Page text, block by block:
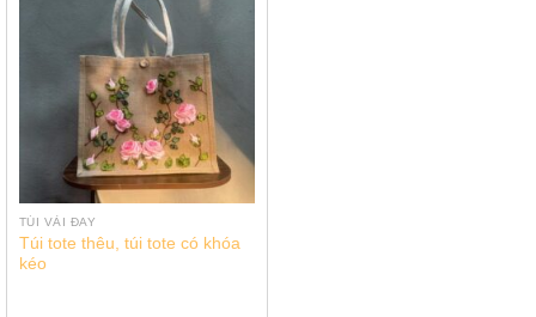
TÚI VẢI ĐAY
Túi tote thêu, túi tote có khóa
kéo